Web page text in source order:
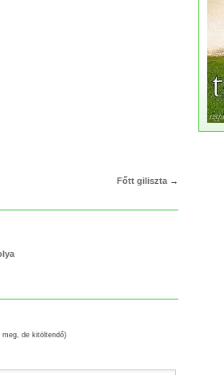
Főtt giliszta →
de kitöltendő)